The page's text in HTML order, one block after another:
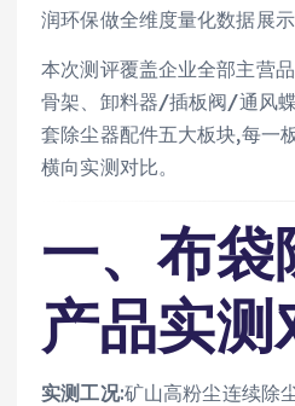
润环保做全维度量化数据展
本次测评覆盖企业全部主营
骨架、卸料器/插板阀/通风
套除尘器配件五大板块,每一
横向实测对比。
一、布袋
产品实测
实测工况:矿山高粉尘连续除